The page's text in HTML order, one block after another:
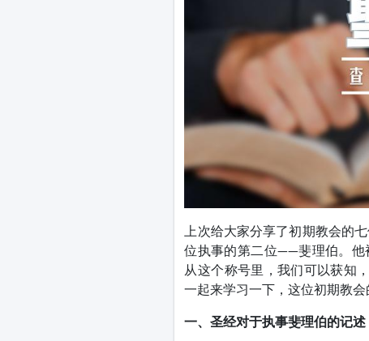
上次给大家分享了初期教会的
位执事的第二位——斐理伯。他
从这个称号里，我们可以获知
一起来学习一下，这位初期教会
一、圣经对于执事斐理伯的记述